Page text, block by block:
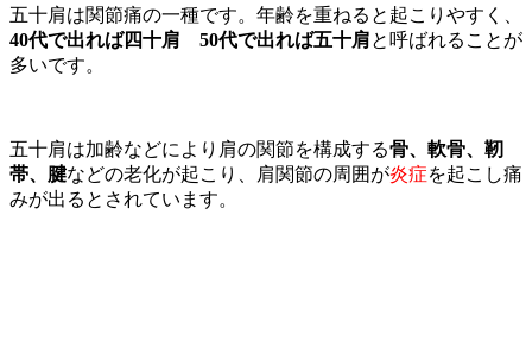
五十肩は関節痛の一種です。年齢を重ねると起こりやすく、
40代で出れば四十肩
50代で出れば五十肩と呼ばれることが
多いです。
五十肩は加齢などにより肩の関節を構成する骨、軟骨、靭
帯、腱などの老化が起こり、肩関節の周囲が炎症を起こし痛
みが出るとされています。